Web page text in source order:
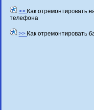
>> Как отремонтировать
телефона
>> Как отремонтировать